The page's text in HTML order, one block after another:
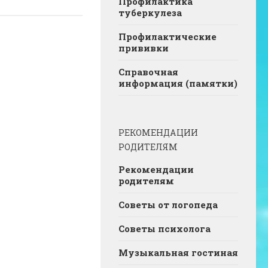
туберкулеза
Профилактические
прививки
Справочная
информация (памятки)
РЕКОМЕНДАЦИИ
РОДИТЕЛЯМ
Рекомендации
родителям
Советы от логопеда
Советы психолога
Музыкальная гостиная